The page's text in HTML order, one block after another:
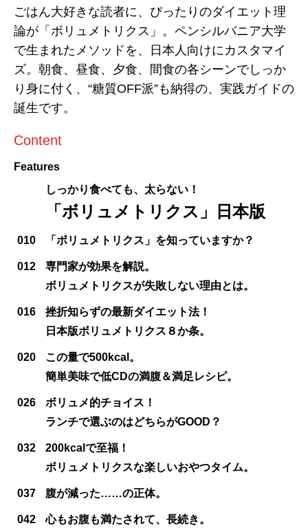
ごはん大好きな読者に、ぴったりのダイエット理
論が「ボリュメトリクス」。ペンシルバニア大学
で生まれたメソッドを、日本人向けにカスタマイ
ズ。朝食、昼食、夕食、間食の各シーンでしっか
り身に付く、“糖質OFF派”も納得の、実践ガイドの
誕生です。
Content
Features
しっかり食べても、太らない！
「ボリュメトリクス」日本版
010 「ボリュメトリクス」を知っていますか？
012
専門家が効果を解説。
ボリュメトリクスが失敗しない理由とは。
016
挫折知らずの最新ダイエット法！
日本版ボリュメトリクス８か条。
020
この量で500kcal。
簡単美味で低CDの満腹＆満足レシピ。
026
ボリュメ的チョイス！
ランチで選ぶのはどちらがGOOD？
032
200kcalで至福！
ボリュメトリクスな楽しいおやつタイム。
037 腹が減った……の正体。
042
心もお腹も満たされて、長続き。